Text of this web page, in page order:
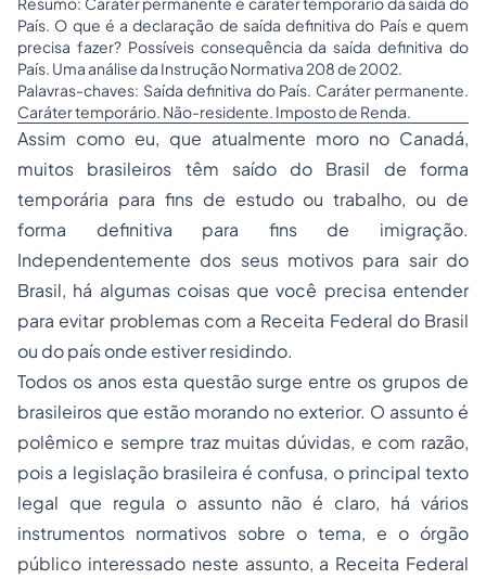
País. O que é a declaração de saída definitiva do País e quem
precisa fazer? Possíveis consequência da saída definitiva do
País. Uma análise da Instrução Normativa 208 de 2002.
Palavras-chaves: Saída definitiva do País. Caráter permanente.
Caráter temporário. Não-residente. Imposto de Renda.
Assim como eu, que atualmente moro no Canadá,
muitos brasileiros têm saído do Brasil de forma
temporária para fins de estudo ou trabalho, ou de
forma definitiva para fins de imigração.
Independentemente dos seus motivos para sair do
Brasil, há algumas coisas que você precisa entender
para evitar problemas com a Receita Federal do Brasil
ou do país onde estiver residindo.
Todos os anos esta questão surge entre os grupos de
brasileiros que estão morando no exterior. O assunto é
polêmico e sempre traz muitas dúvidas, e com razão,
pois a legislação brasileira é confusa, o principal texto
legal que regula o assunto não é claro, há vários
instrumentos normativos sobre o tema, e o órgão
público interessado neste assunto, a Receita Federal